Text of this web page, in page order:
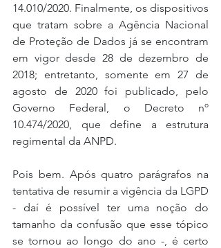
14.010/2020. Finalmente, os dispositivos
que tratam sobre a Agência Nacional
de Proteção de Dados já se encontram
em vigor desde 28 de dezembro de
2018; entretanto, somente em 27 de
agosto de 2020 foi publicado, pelo
Governo Federal, o Decreto nº
10.474/2020, que define a estrutura
regimental da ANPD.
Pois bem. Após quatro parágrafos na
tentativa de resumir a vigência da LGPD
- daí é possível ter uma noção do
tamanho da confusão que esse tópico
se tornou ao longo do ano -, é certo